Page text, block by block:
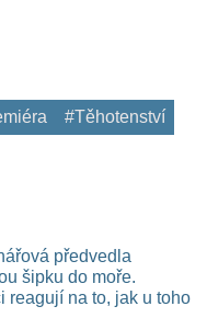
#Těhotenství
předvedla
šipku do moře.
reagují na to, jak u toho